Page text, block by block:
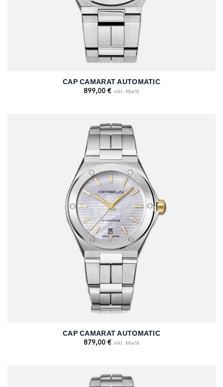
CAP CAMARAT AUTOMATIC
899,00 € inkl. MwSt
CAP CAMARAT AUTOMATIC
879,00 € inkl. MwSt